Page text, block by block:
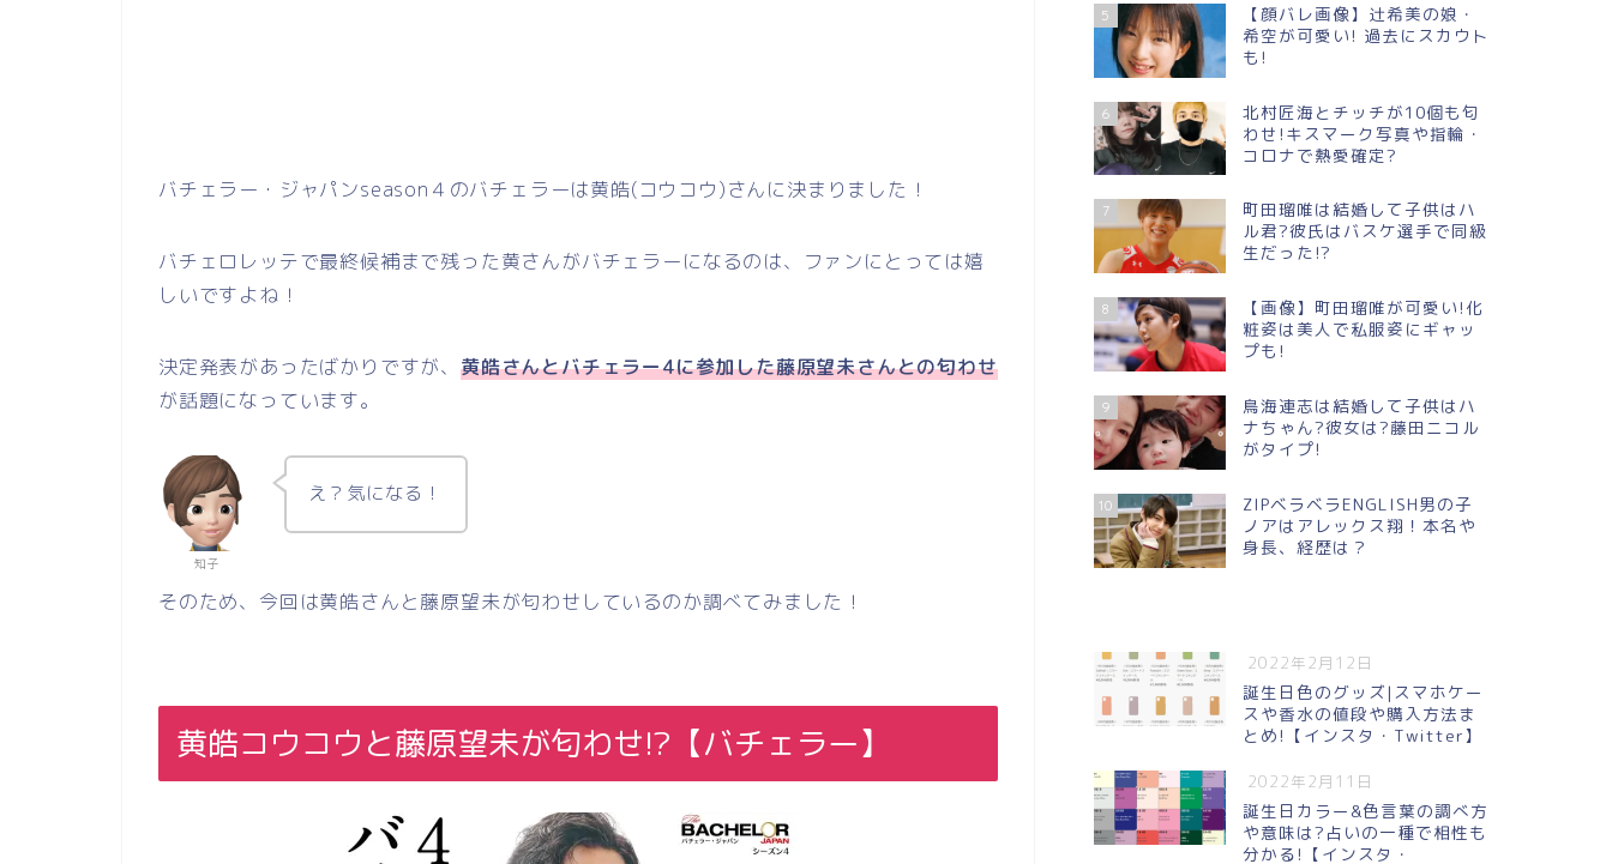
バチェラー・ジャパンseason４のバチェラーは黄皓(コウコウ)さんに決まりました！
バチェロレッテで最終候補まで残った黄さんがバチェラーになるのは、ファンにとっては嬉
しいですよね！
決定発表があったばかりですが、 黄皓さんとバチェラー4に参加した藤原望未さんとの匂わせ
が話題になっています。
知子
え？気になる！
そのため、今回は黄皓さんと藤原望未が匂わせしているのか調べてみました！
黄皓コウコウと藤原望未が匂わせ!?【バチェラー】
5
【顔バレ画像】辻希美の娘・
希空が可愛い! 過去にスカウト
も!
6
北村匠海とチッチが10個も匂
わせ!キスマーク写真や指輪・
コロナで熱愛確定?
7
町田瑠唯は結婚して子供はハ
ル君?彼氏はバスケ選手で同級
生だった!?
8
【画像】町田瑠唯が可愛い!化
粧姿は美人で私服姿にギャッ
プも!
9
鳥海連志は結婚して子供はハ
ナちゃん?彼女は?藤田ニコル
がタイプ!
10
ZIPベラベラENGLISH男の子
ノアはアレックス翔！本名や
身長、経歴は？
2022年2月12日
誕生日色のグッズ|スマホケー
スや香水の値段や購入方法ま
とめ!【インスタ・Twitter】
2022年2月11日
誕生日カラー&色言葉の調べ方
や意味は?占いの一種で相性も
分かる!【インスタ・